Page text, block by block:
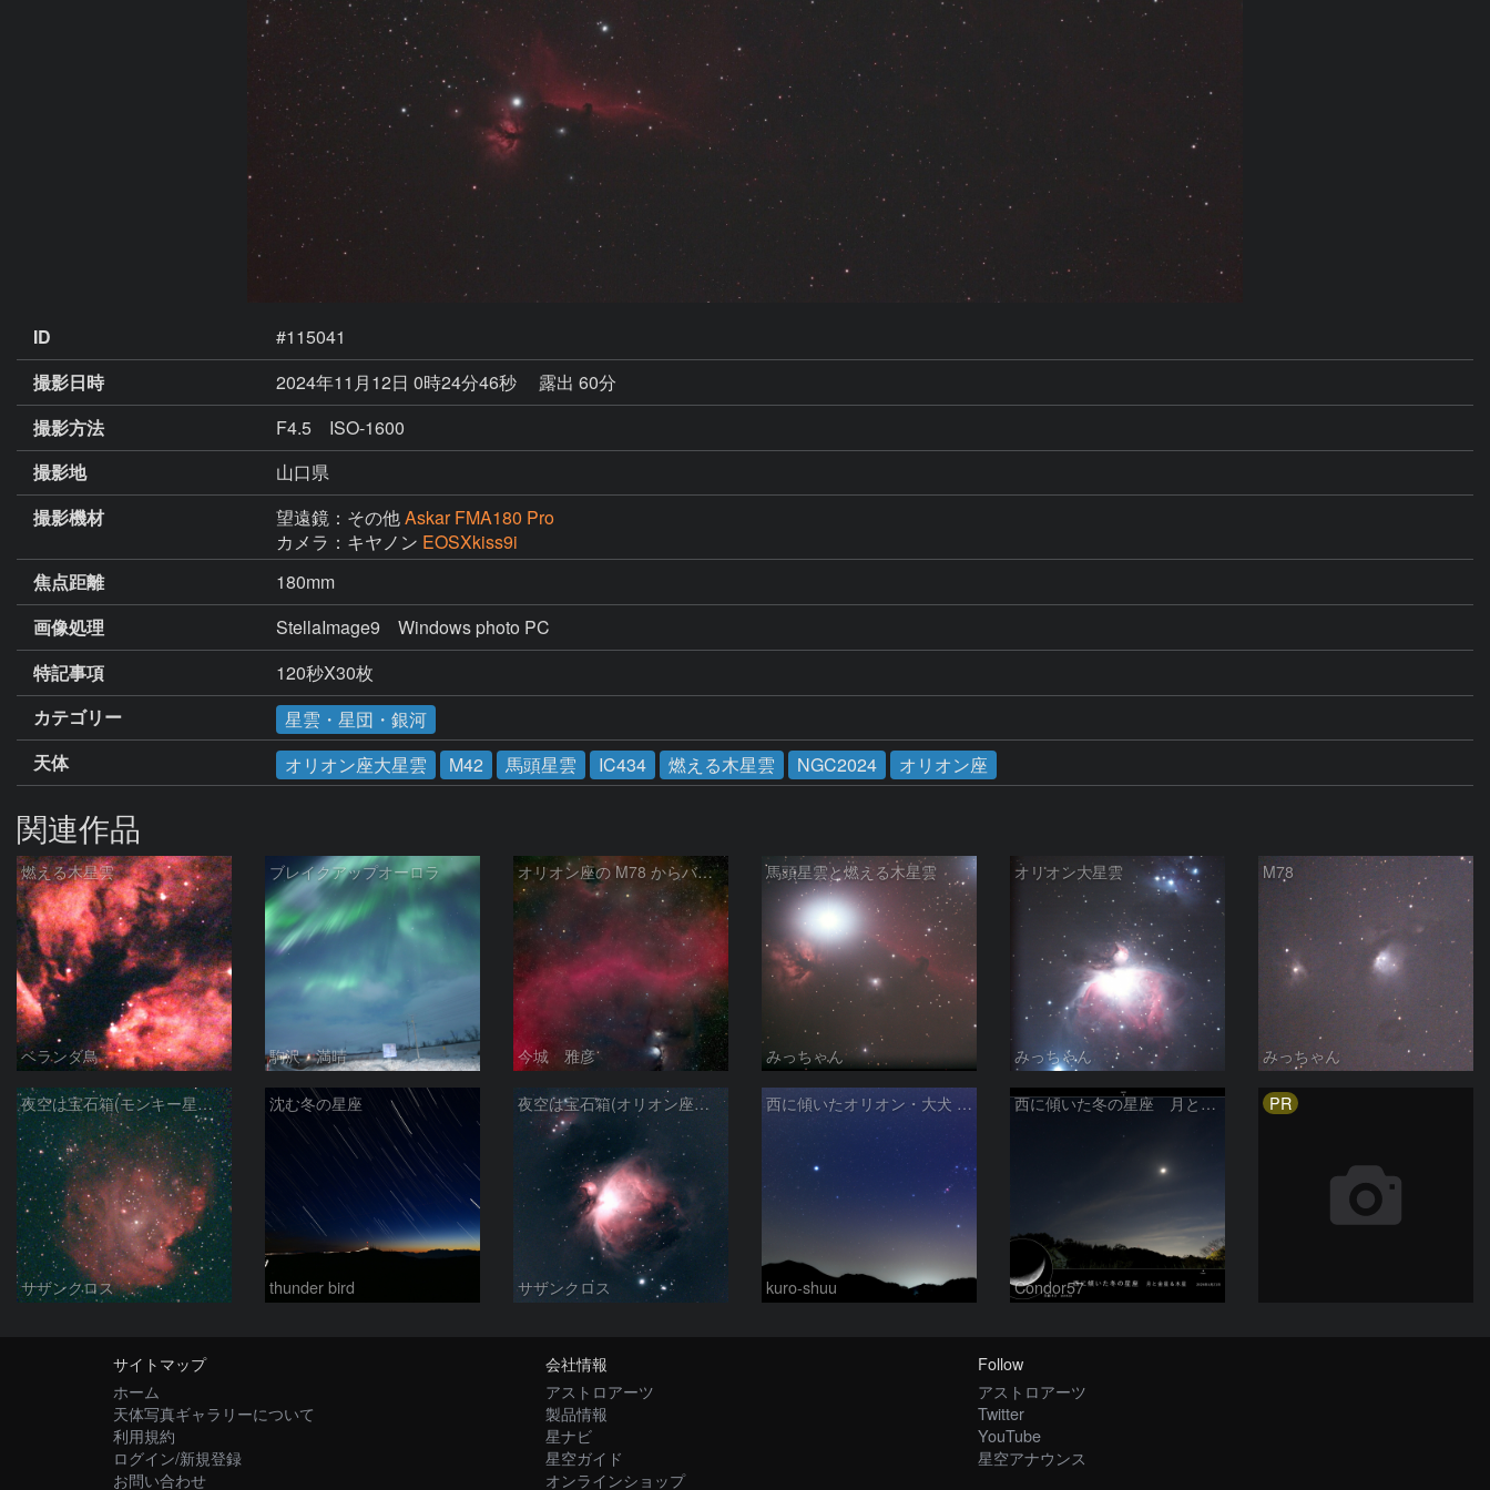
ID
#115041
撮影日時
2024年11月12日 0時24分46秒
露出 60分
撮影方法
F4.5 ISO-1600
撮影地
山口県
撮影機材
望遠鏡：その他Askar FMA180 Pro
カメラ：キヤノン EOSXkiss9i
焦点距離
180mm
画像処理
StellaImage9　Windows photo PC
特記事項
120秒X30枚
カテゴリー
星雲・星団・銀河
天体
オリオン座大星雲 M42 馬頭星雲 IC434 燃える木星雲 NGC2024 オリオン座
関連作品
燃える木星雲
ベランダ鳥
ブレイクアップオーロラ
駒沢 満晴
オリオン座の M78 からバーナードループをまたいで LDN1622あたり
今城 雅彦
馬頭星雲と燃える木星雲
みっちゃん
オリオン大星雲
みっちゃん
M78
みっちゃん
夜空は宝石箱(モンキー星雲 NGC2174) Seestar50
サザンクロス
沈む冬の星座
thunder bird
夜空は宝石箱(オリオン座大星雲 M42) Seestar50
サザンクロス
西に傾いたオリオン・大犬 (2026/04/21)
kuro-shuu
西に傾いた冬の星座 月と金星＆木星
Condor57
PR
サイトマップ
ホーム
天体写真ギャラリーについて
利用規約
ログイン/新規登録
お問い合わせ
会社情報
アストロアーツ
製品情報
星ナビ
星空ガイド
オンラインショップ
Follow
アストロアーツ
Twitter
YouTube
星空アナウンス